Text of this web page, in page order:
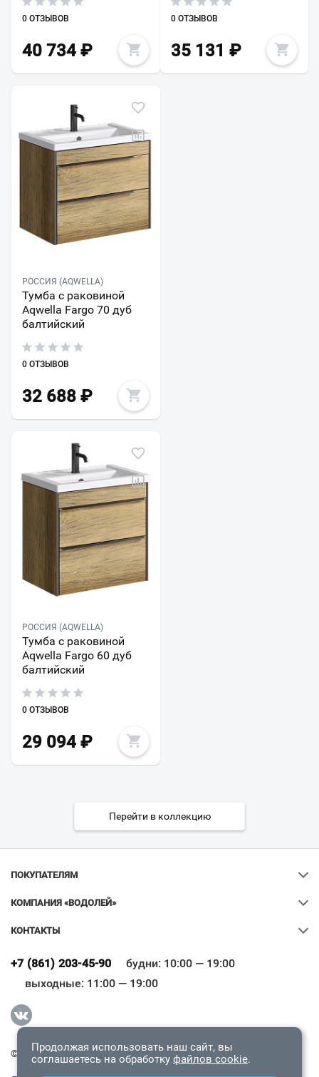
0 ОТЗЫВОВ
40 734 ₽
0 ОТЗЫВОВ
35 131 ₽
РОССИЯ (AQWELLA)
Тумба с раковиной
Aqwella Fargo 70 дуб
балтийский
0 ОТЗЫВОВ
32 688 ₽
РОССИЯ (AQWELLA)
Тумба с раковиной
Aqwella Fargo 60 дуб
балтийский
0 ОТЗЫВОВ
29 094 ₽
Перейти в коллекцию
ПОКУПАТЕЛЯМ
КОМПАНИЯ «ВОДОЛЕЙ»
КОНТАКТЫ
+7 (861) 203-45-90
будни: 10:00 — 19:00
выходные: 11:00 — 19:00
© 2009-2026 «Водолей Онлайн». Все права защищены.
Всё верно
Продолжая использовать наш сайт, вы
соглашаетесь на обработку файлов cookie.